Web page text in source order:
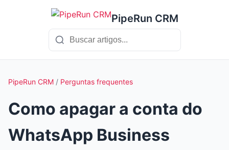
PipeRun CRM
PipeRun CRM / Perguntas frequentes
Como apagar a conta do
WhatsApp Business